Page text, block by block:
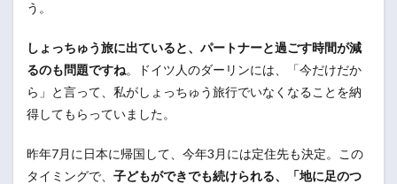
う。
しょっちゅう旅に出ていると、パートナーと過ごす時間が減
るのも問題ですね。ドイツ人のダーリンには、「今だけだか
ら」と言って、私がしょっちゅう旅行でいなくなることを納
得してもらっていました。
昨年7月に日本に帰国して、今年3月には定住先も決定。この
タイミングで、 子どもができでも続けられる、「地に足のつ